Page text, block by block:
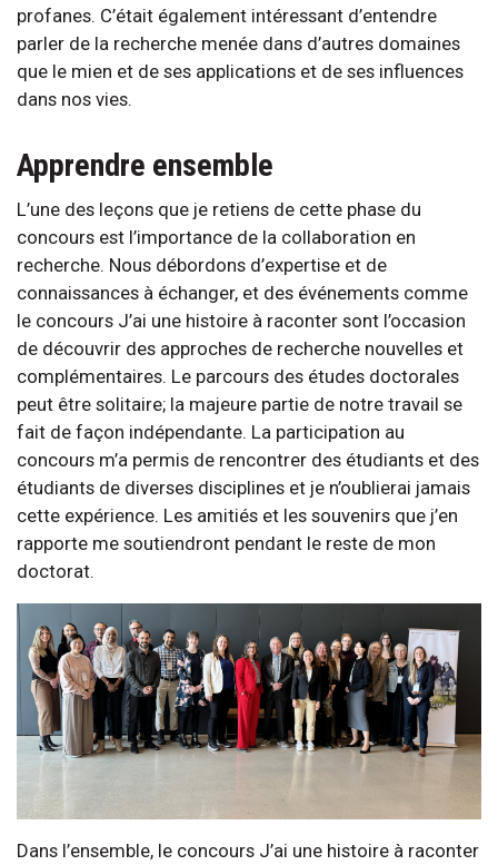
profanes. C’était également intéressant d’entendre
parler de la recherche menée dans d’autres domaines
que le mien et de ses applications et de ses influences
dans nos vies.
Apprendre ensemble
L’une des leçons que je retiens de cette phase du
concours est l’importance de la collaboration en
recherche. Nous débordons d’expertise et de
connaissances à échanger, et des événements comme
le concours J’ai une histoire à raconter sont l’occasion
de découvrir des approches de recherche nouvelles et
complémentaires. Le parcours des études doctorales
peut être solitaire; la majeure partie de notre travail se
fait de façon indépendante. La participation au
concours m’a permis de rencontrer des étudiants et des
étudiants de diverses disciplines et je n’oublierai jamais
cette expérience. Les amitiés et les souvenirs que j’en
rapporte me soutiendront pendant le reste de mon
doctorat.
Dans l’ensemble, le concours J’ai une histoire à raconter